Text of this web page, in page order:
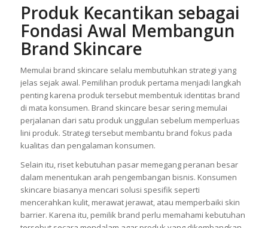
Produk Kecantikan sebagai
Fondasi Awal Membangun
Brand Skincare
Memulai brand skincare selalu membutuhkan strategi yang
jelas sejak awal. Pemilihan produk pertama menjadi langkah
penting karena produk tersebut membentuk identitas brand
di mata konsumen. Brand skincare besar sering memulai
perjalanan dari satu produk unggulan sebelum memperluas
lini produk. Strategi tersebut membantu brand fokus pada
kualitas dan pengalaman konsumen.
Selain itu, riset kebutuhan pasar memegang peranan besar
dalam menentukan arah pengembangan bisnis. Konsumen
skincare biasanya mencari solusi spesifik seperti
mencerahkan kulit, merawat jerawat, atau memperbaiki skin
barrier. Karena itu, pemilik brand perlu memahami kebutuhan